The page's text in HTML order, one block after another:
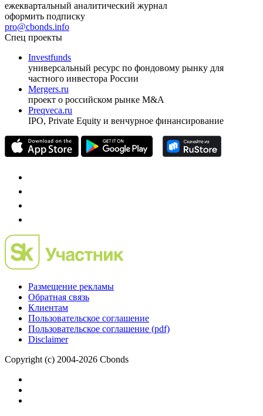
ежеквартальный аналитический журнал
оформить подписку
pro@cbonds.info
Спец проекты
Investfunds
универсальный ресурс по фондовому рынку для
частного инвестора России
Mergers.ru
проект о российском рынке M&A
Preqveca.ru
IPO, Private Equity и венчурное финансирование
Размещение рекламы
Обратная связь
Клиентам
Пользовательское соглашение
Пользовательское соглашение (pdf)
Disclaimer
Copyright (c) 2004-2026 Cbonds